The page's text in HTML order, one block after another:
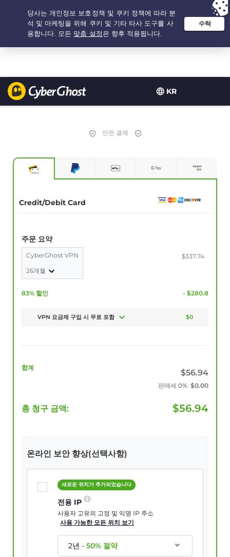
KR
추천 옵션: 최저가 - 2.1666666666667년 $ 2.19 /개월
안전 결제
Credit/Debit Card
주문 요약
CyberGhost VPN
26개월
$337.74
83% 할인 - $280.8
VPN 요금제 구입 시 무료 포함 $0
합계
$56.94
판매세 0% $0.00
총 청구 금액: $56.94
온라인 보안 향상(선택사항)
새로운 위치가 추가되었습니다
전용 IP
사용자 고유의 고정 및 익명 IP 주소
사용 가능한 모든 위치 보기
2년-50% 절약